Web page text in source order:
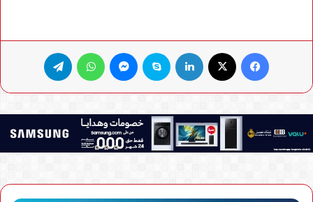
فيسبوك لينكدإن سكايب ماسنجر واتساب